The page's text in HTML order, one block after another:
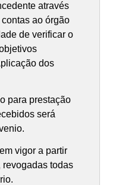
através
ao órgão
de verificar o
dos
para prestação
será
vigor a partir
todas